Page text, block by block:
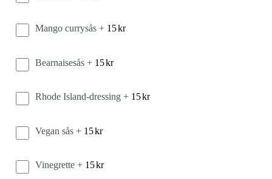
Mango currysås + 15kr
Bearnaisesås + 15kr
Rhode Island-dressing + 15kr
Vegan sås + 15kr
Vinegrette + 15kr